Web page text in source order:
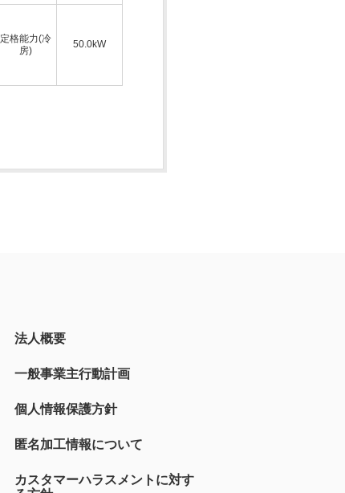
定格能力(冷
房)
50.0kW
法人概要
一般事業主行動計画
個人情報保護方針
匿名加工情報について
カスタマーハラスメントに対す